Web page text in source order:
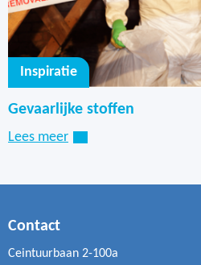
Inspiratie
Gevaarlijke stoffen
Lees meer
Contact
Ceintuurbaan 2-100a